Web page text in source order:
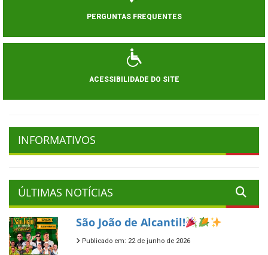
PERGUNTAS FREQUENTES
ACESSIBILIDADE DO SITE
INFORMATIVOS
ÚLTIMAS NOTÍCIAS
São João de Alcantil!
Publicado em: 22 de junho de 2026